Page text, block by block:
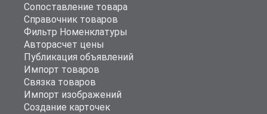
Сопоставление товара
Справочник товаров
Фильтр Номенклатуры
Авторасчет цены
Публикация объявлений
Импорт товаров
Связка товаров
Импорт изображений
Создание карточек